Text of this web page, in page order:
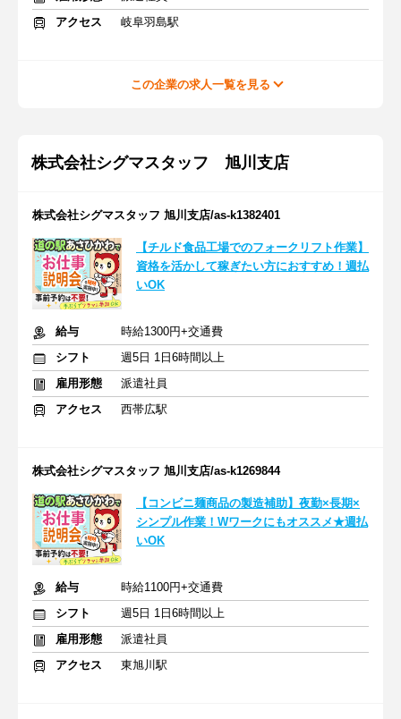
アクセス
岐阜羽島駅
この企業の求人一覧を見る
株式会社シグマスタッフ 旭川支店
株式会社シグマスタッフ 旭川支店/as-k1382401
【チルド食品工場でのフォークリフト作業】
資格を活かして稼ぎたい方におすすめ！週払
いOK
給与
時給1300円+交通費
シフト
週5日 1日6時間以上
雇用形態
派遣社員
アクセス
西帯広駅
株式会社シグマスタッフ 旭川支店/as-k1269844
【コンビニ麺商品の製造補助】夜勤×長期×
シンプル作業！Wワークにもオススメ★週払
いOK
給与
時給1100円+交通費
シフト
週5日 1日6時間以上
雇用形態
派遣社員
アクセス
東旭川駅